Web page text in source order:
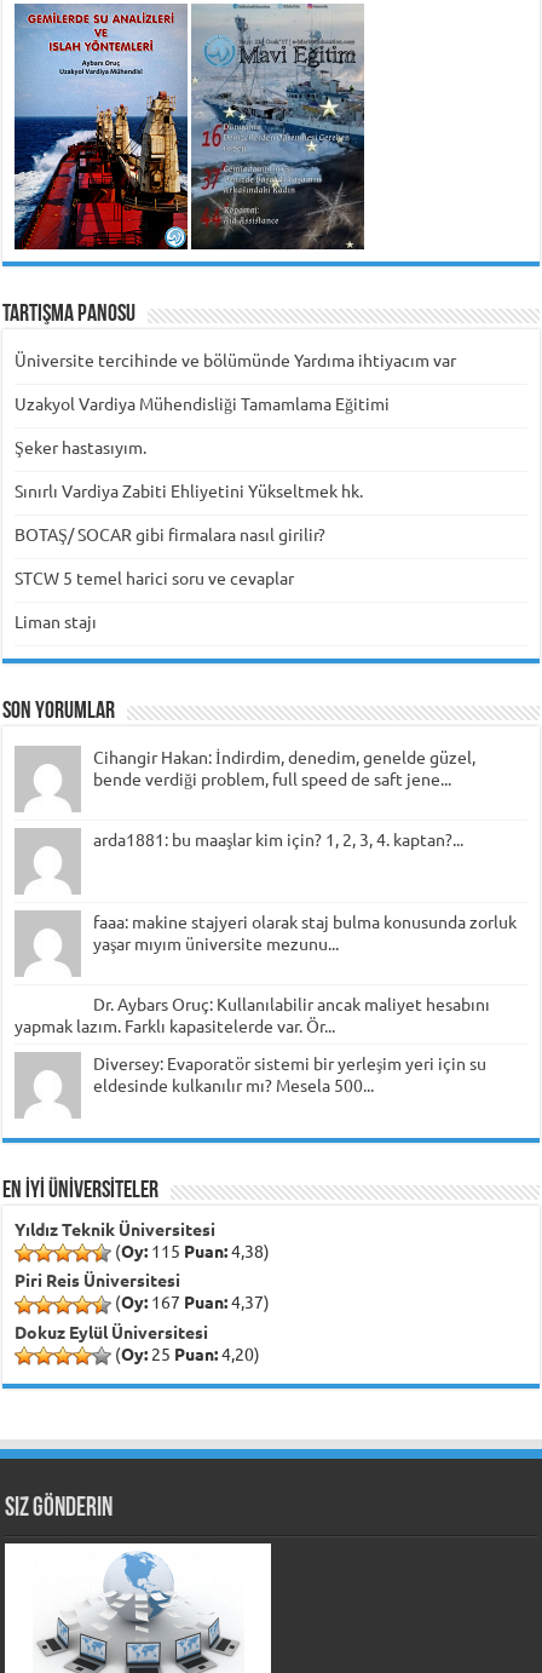
Tartışma Panosu
Üniversite tercihinde ve bölümünde Yardıma ihtiyacım var
Uzakyol Vardiya Mühendisliği Tamamlama Eğitimi
Şeker hastasıyım.
Sınırlı Vardiya Zabiti Ehliyetini Yükseltmek hk.
BOTAŞ/ SOCAR gibi firmalara nasıl girilir?
STCW 5 temel harici soru ve cevaplar
Liman stajı
Son Yorumlar
Cihangir Hakan: İndirdim, denedim, genelde güzel,
bende verdiği problem, full speed de saft jene...
arda1881: bu maaşlar kim için? 1, 2, 3, 4. kaptan?...
faaa: makine stajyeri olarak staj bulma konusunda zorluk
yaşar mıyım üniversite mezunu...
Dr. Aybars Oruç: Kullanılabilir ancak maliyet hesabını
yapmak lazım. Farklı kapasitelerde var. Ör...
Diversey: Evaporatör sistemi bir yerleşim yeri için su
eldesinde kulkanılır mı? Mesela 500...
EN İYİ ÜNİVERSİTELER
Yıldız Teknik Üniversitesi
(Oy: 115 Puan:4,38)
Piri Reis Üniversitesi
(Oy: 167 Puan:4,37)
Dokuz Eylül Üniversitesi
(Oy: 25 Puan:4,20)
Siz Gönderin